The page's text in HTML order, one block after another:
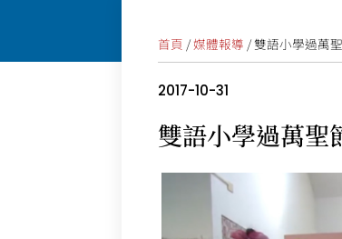
首頁 /媒體報導 / 雙語小學過萬
2017-10-31
雙語小學過萬聖